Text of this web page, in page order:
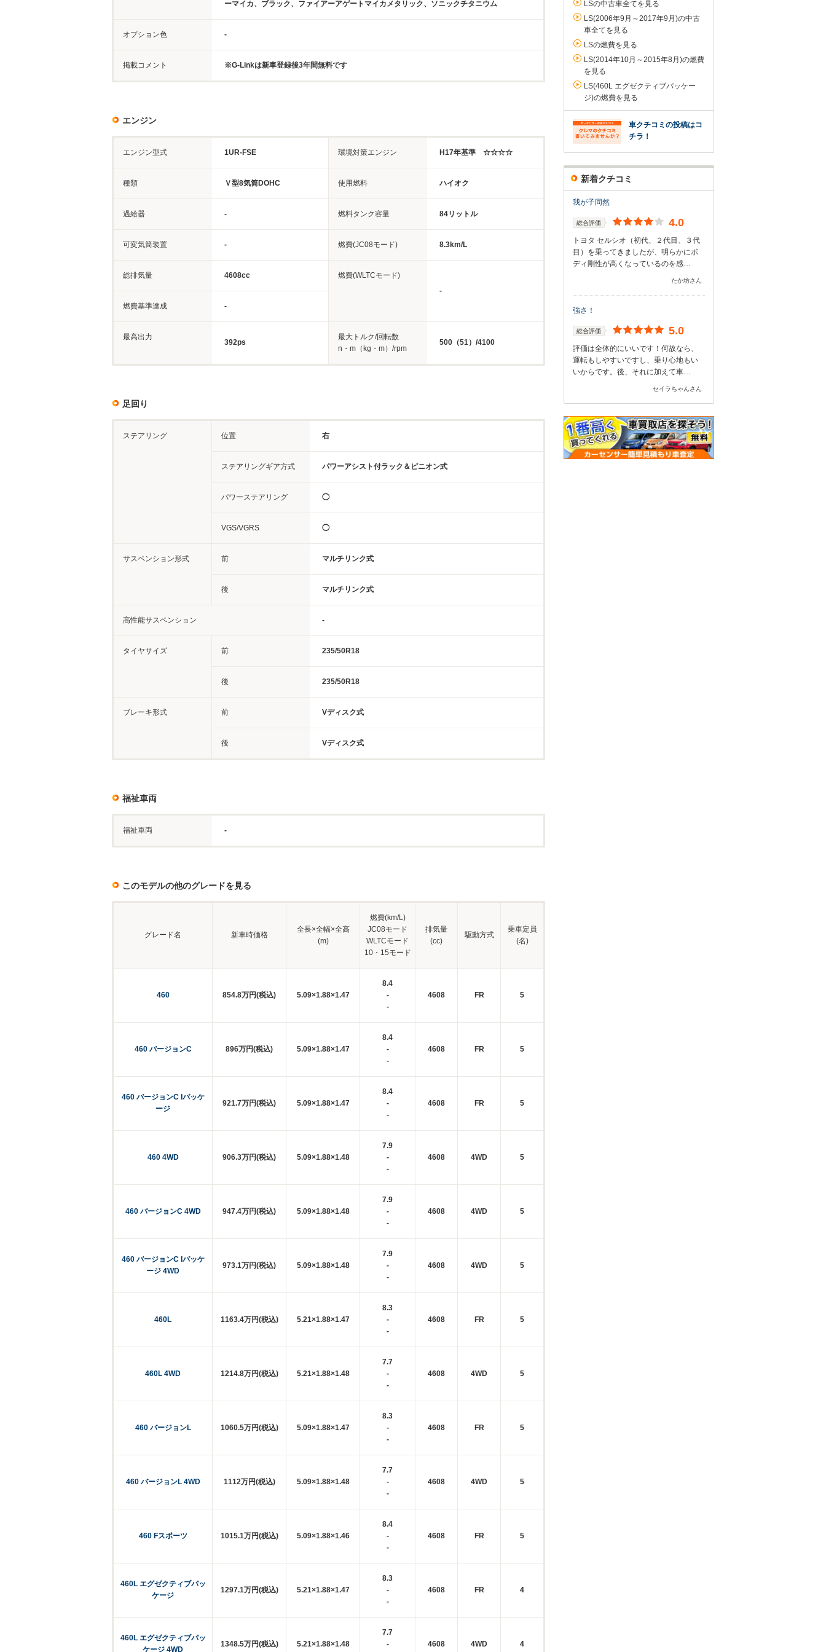
ーマイカ、ブラック、ファイアーアゲートマイカメタリック、ソニックチタニウム
オプション色 -
掲載コメント ※G-Linkは新車登録後3年間無料です
エンジン
エンジン型式 1UR-FSE 環境対策エンジン H17年基準 ☆☆☆☆
種類 Ｖ型8気筒DOHC 使用燃料 ハイオク
過給器 - 燃料タンク容量 84リットル
可変気筒装置 - 燃費(JC08モード) 8.3km/L
総排気量 4608cc
燃費(WLTCモード)
-
燃費基準達成
-
最高出力
392ps
最大トルク/回転数
n・m（kg・m）/rpm
500（51）/4100
足回り
ステアリング 位置 右
ステアリングギア方式 パワーアシスト付ラック＆ピニオン式
パワーステアリング ◯
VGS/VGRS ◯
サスペンション形式 前 マルチリンク式
後 マルチリンク式
高性能サスペンション -
タイヤサイズ 前 235/50R18
後 235/50R18
ブレーキ形式 前 Vディスク式
後 Vディスク式
福祉車両
福祉車両 -
このモデルの他のグレードを見る
グレード名 新車時価格
全長×全幅×全高
(m)
燃費(km/L)
JC08モード
WLTCモード
10・15モード
排気量
(cc)
駆動方式
乗車定員
(名)
460 854.8万円(税込) 5.09×1.88×1.47
8.4
-
-
4608 FR 5
460 バージョンC 896万円(税込) 5.09×1.88×1.47
8.4
-
-
4608 FR 5
460 バージョンC Iパッケ
ージ
921.7万円(税込) 5.09×1.88×1.47
8.4
-
-
4608 FR 5
460 4WD 906.3万円(税込) 5.09×1.88×1.48
7.9
-
-
4608 4WD 5
460 バージョンC 4WD 947.4万円(税込) 5.09×1.88×1.48
7.9
-
-
4608 4WD 5
460 バージョンC Iパッケ
ージ 4WD
973.1万円(税込) 5.09×1.88×1.48
7.9
-
-
4608 4WD 5
460L 1163.4万円(税込) 5.21×1.88×1.47
8.3
-
-
4608 FR 5
460L 4WD 1214.8万円(税込) 5.21×1.88×1.48
7.7
-
-
4608 4WD 5
460 バージョンL 1060.5万円(税込) 5.09×1.88×1.47
8.3
-
-
4608 FR 5
460 バージョンL 4WD 1112万円(税込) 5.09×1.88×1.48
7.7
-
-
4608 4WD 5
460 Fスポーツ 1015.1万円(税込) 5.09×1.88×1.46
8.4
-
-
4608 FR 5
460L エグゼクティブパッ
ケージ
1297.1万円(税込) 5.21×1.88×1.47
8.3
-
-
4608 FR 4
460L エグゼクティブパッ
ケージ 4WD
1348.5万円(税込) 5.21×1.88×1.48
7.7
-
4608 4WD 4
LSの中古車全てを見る
LS(2006年9月～2017年9月)の中古
車全てを見る
LSの燃費を見る
LS(2014年10月～2015年8月)の燃費
を見る
LS(460L エグゼクティブパッケー
ジ)の燃費を見る
車クチコミの投稿はコ
チラ！
新着クチコミ
我が子同然
総合評価 4.0
トヨタ セルシオ（初代、２代目、３代
目）を乗ってきましたが、明らかにボ
ディ剛性が高くなっているのを感…
たか坊さん
強さ！
総合評価 5.0
評価は全体的にいいです！何故なら、
運転もしやすいですし、乗り心地もい
いからです。後、それに加えて車…
セイラちゃんさん